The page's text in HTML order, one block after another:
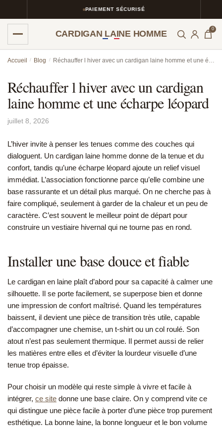
PAIEMENT SÉCURISÉ
CARDIGAN LAINE HOMME 0
Accueil / Blog / Réchauffer l hiver avec un cardigan laine homme et une écharpe léopard
Réchauffer l hiver avec un cardigan
laine homme et une écharpe léopard
juillet 8, 2026
L’hiver invite à penser les tenues comme des couches qui
dialoguent. Un cardigan laine homme donne de la tenue et du
confort, tandis qu’une écharpe léopard ajoute un relief visuel
immédiat. L’association fonctionne parce qu’elle combine une
base rassurante et un détail plus marqué. On ne cherche pas à
faire compliqué, seulement à garder de la chaleur et un peu de
caractère. C’est souvent le meilleur point de départ pour
construire un vestiaire hivernal qui ne tourne pas en rond.
Installer une base douce et fiable
Le cardigan en laine plaît d’abord pour sa capacité à calmer une
silhouette. Il se porte facilement, se superpose bien et donne
une impression de confort maîtrisé. Quand les températures
baissent, il devient une pièce de transition très utile, capable
d’accompagner une chemise, un t-shirt ou un col roulé. Son
atout n’est pas seulement thermique. Il permet aussi de relier
les matières entre elles et d’éviter la lourdeur visuelle d’une
tenue trop épaisse.
Pour choisir un modèle qui reste simple à vivre et facile à
intégrer, ce site donne une base claire. On y comprend vite ce
qui distingue une pièce facile à porter d’une pièce trop purement
esthétique. La bonne laine, la bonne longueur et le bon volume